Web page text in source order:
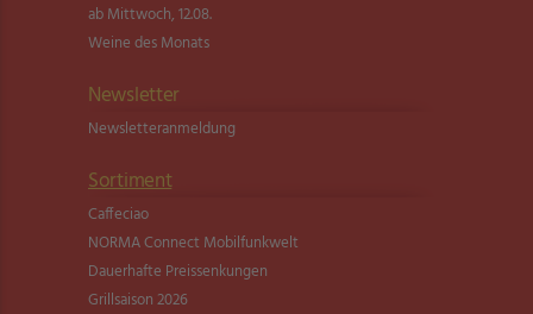
ab Mittwoch, 12.08.
Weine des Monats
Newsletter
Newsletter­anmeldung
Sortiment
Caffeciao
NORMA Connect Mobilfunkwelt
Dauerhafte Preissenkungen
Grillsaison 2026